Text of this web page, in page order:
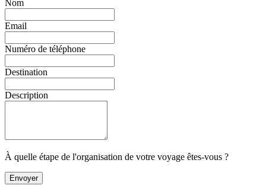
Nom
Email
Numéro de téléphone
Destination
Description
À quelle étape de l'organisation de votre voyage êtes-vous ?
Envoyer